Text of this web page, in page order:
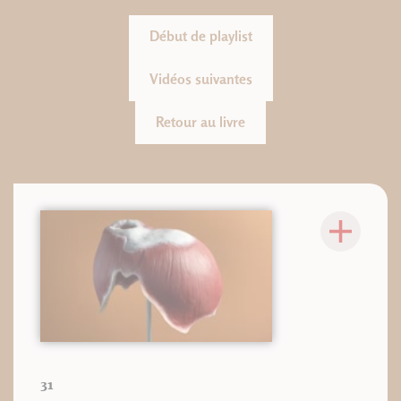
Début de playlist
Vidéos suivantes
Retour au livre
31